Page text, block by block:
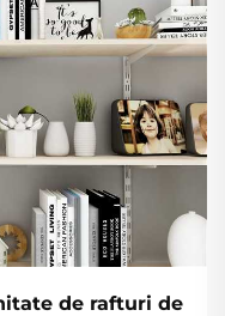
de rafturi de